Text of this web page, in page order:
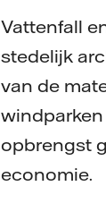
Vattenfall
stedelijk
van de
opbrengst
economie.